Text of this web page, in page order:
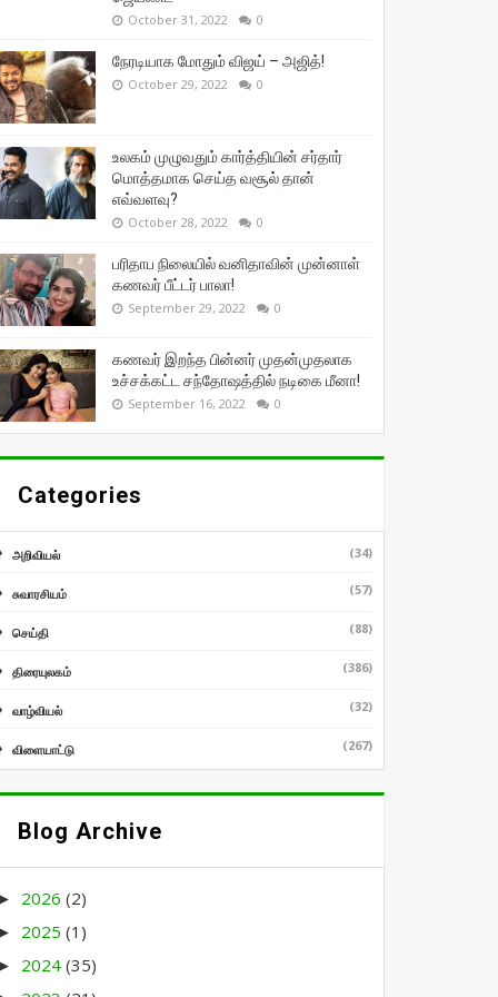
October 31, 2022 0
நேரடியாக மோதும் விஜய் – அஜித்!
October 29, 2022 0
உலகம் முழுவதும் கார்த்தியின் சர்தார்
மொத்தமாக செய்த வசூல் தான்
எவ்வளவு?
October 28, 2022 0
பரிதாப நிலையில் வனிதாவின் முன்னாள்
கணவர் பீட்டர் பாலா!
September 29, 2022 0
கணவர் இறந்த பின்னர் முதன்முதலாக
உச்சக்கட்ட சந்தோஷத்தில் நடிகை மீனா!
September 16, 2022 0
Categories
அறிவியல் (34)
சுவாரசியம் (57)
செய்தி (88)
திரையுலகம் (386)
வாழ்வியல் (32)
விளையாட்டு (267)
Blog Archive
► 2026(2)
► 2025(1)
► 2024(35)